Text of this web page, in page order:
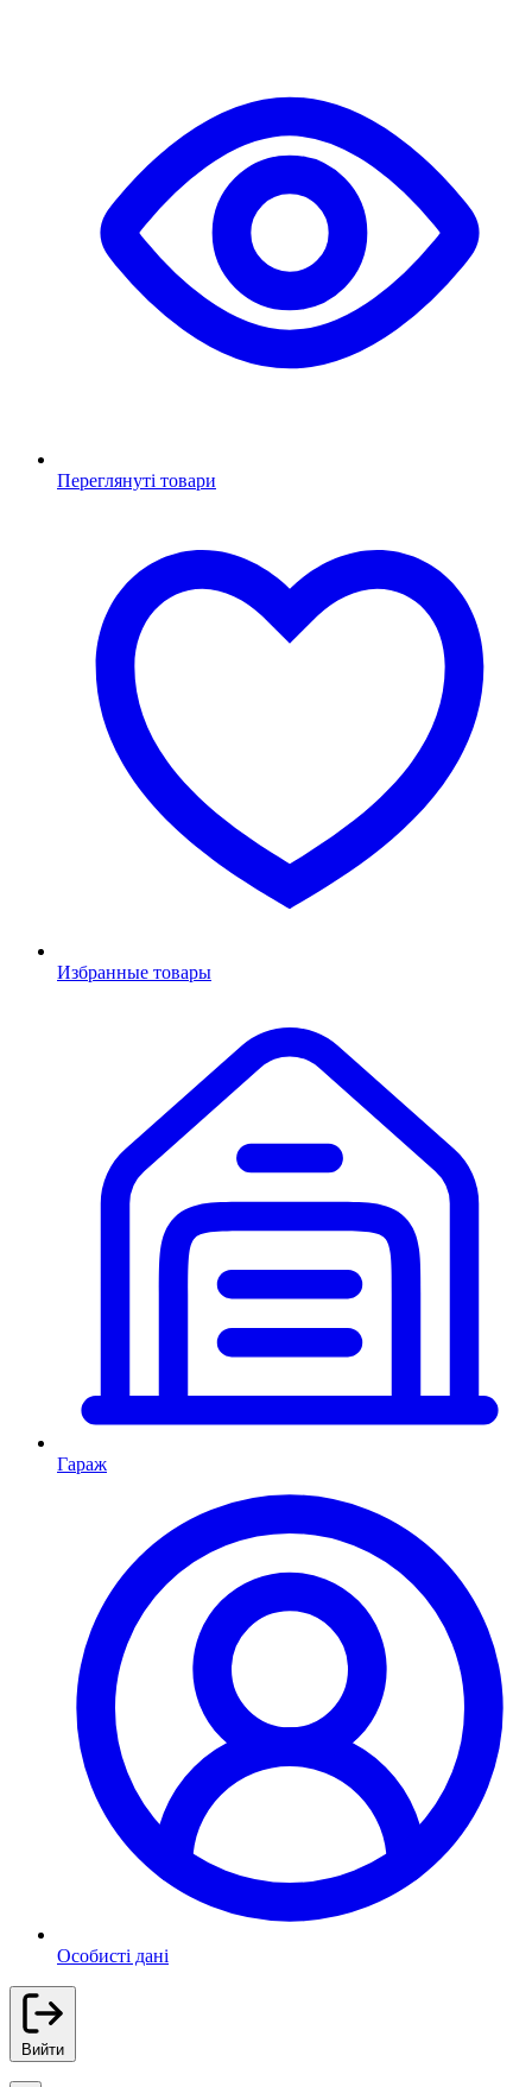
Переглянуті товари
Избранные товары
Гараж
Особисті дані
Вийти